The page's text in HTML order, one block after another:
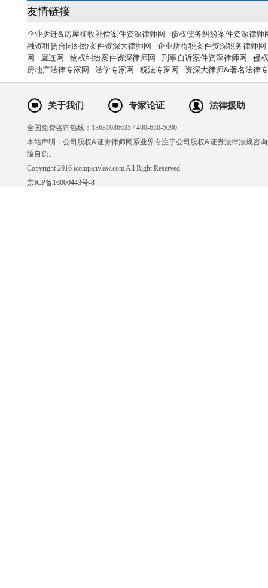
友情链接
企业拆迁&房屋征收补偿案件资深律师网
债权债务纠纷案件资深律师
融资租赁合同纠纷案件资深大律师网
企业所得税案件资深税务律师网
网
屋连网 物权纠纷案件资深律师网 刑事自诉案件资深律师网
侵
房地产法律专家网
法学专家网 税法专家网 资深大律师&著名法律
关于我们 专家论证 法律援助
全国免费咨询热线：13681086635 / 400-650-5090
本站声明：公司股权&证劵律师网系业界专注于公司股权&证券法律法规咨
险自负。
Copyright 2016 icompanylaw.com All Right Reserved
京ICP备16000443号-8